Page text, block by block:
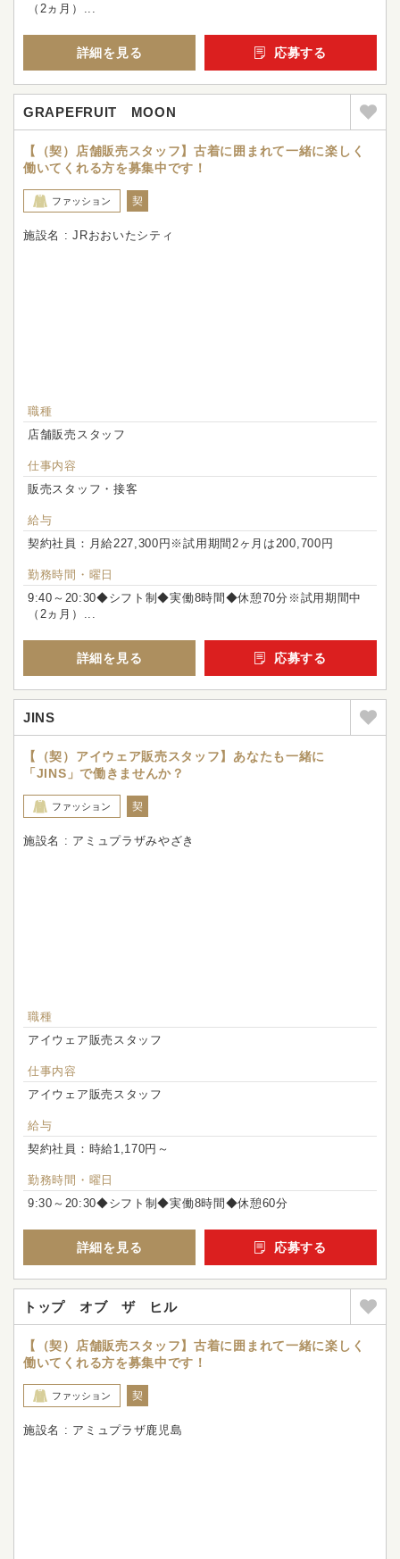
（2ヵ月）...
詳細を見る 応募する
GRAPEFRUIT MOON
【（契）店舗販売スタッフ】古着に囲まれて一緒に楽しく
働いてくれる方を募集中です！
ファッション 契
施設名 : JRおおいたシティ
職種
店舗販売スタッフ
仕事内容
販売スタッフ・接客
給与
契約社員：月給227,300円※試用期間2ヶ月は200,700円
勤務時間・曜日
9:40～20:30◆シフト制◆実働8時間◆休憩70分※試用期間中
（2ヵ月）...
詳細を見る 応募する
JINS
【（契）アイウェア販売スタッフ】あなたも一緒に
「JINS」で働きませんか？
ファッション 契
施設名 : アミュプラザみやざき
職種
アイウェア販売スタッフ
仕事内容
アイウェア販売スタッフ
給与
契約社員：時給1,170円～
勤務時間・曜日
9:30～20:30◆シフト制◆実働8時間◆休憩60分
詳細を見る 応募する
トップ オブ ザ ヒル
【（契）店舗販売スタッフ】古着に囲まれて一緒に楽しく
働いてくれる方を募集中です！
ファッション 契
施設名 : アミュプラザ鹿児島